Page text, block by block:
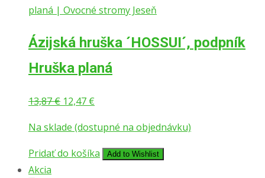
Ázijská hruška ´HOSSUI´, podpník
Hruška planá
13,87€ Pôvodná
bola:
13,87 €.
12,47 €
je:
12,47 €.
Na sklade (dostupné na objednávku)
Pridať do košíka
Add to Wishlist
Akcia